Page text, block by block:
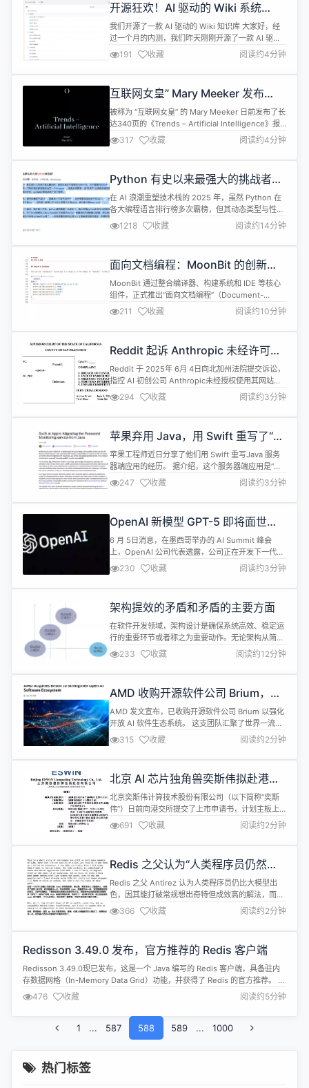
CI/CD 测试、运行批量作业、...
开源狂欢！AI 驱动的 Wiki 系统
PandaWiki 实测：从安装到智能问
答仅需三步
我们开源了一款 AI 驱动的 Wiki 知识库 大家好，经
过一个月的内测，我们昨天刚刚开源了一款 AI 驱动
的 Wiki 项目，叫做 PandaWiki。 GitHub 链接：
https://github.com/chaitin/PandaWiki 项目介绍
PandaWiki 是一款 AI 大模型驱动的开源知识库搭建
191 收藏 阅读约4分钟
互联网女皇” Mary Meeker 发布
340 页 AI 报告
被称为 “互联网女皇” 的 Mary Meeker 日前发布了长
达340页的《Trends – Artificial Intelligence》报
告，以 “史无前例” 一词贯穿始终，强调 AI 技术发
展、采纳、投入和应用速度已远超以往任何技术革
命。 报告指出，中国在大型语言模型发布节奏上正快
言等模型在代码...
317 收藏 阅读约4分钟
Python 有史以来最强大的挑战者终
于出现！
在 AI 浪潮重塑技术栈的 2025 年，虽然 Python 在
各大编程语言排行榜多次霸榜，但其动态类型与性能
短板在大规模 AI 工程中愈发显露疲态。面对这场技
术民主化的新挑战，国产编程语言 MoonBit 以颠覆
性创新给出解题思路。 Part 1：MoonBit 介绍
造的面向云计算、边缘计算...
1218 收藏 阅读约14分钟
面向文档编程：MoonBit 的创新开
发体验
MoonBit 通过整合编译器、构建系统和 IDE 等核心
组件，正式推出“面向文档编程”（Document-
Oriented Programming）的创新概念。 这一功能
在 Markdown 文档中无缝集成了代码静态分析、IDE
原生支持、自动化格式化、测试运行和调试等功能，
统的编程模式相比，MoonBit ...
211 收藏 阅读约10分钟
Reddit 起诉 Anthropic 未经许可使
用其数据训练 AI 模型
Reddit 于 2025年 6月 4日向北加州法院提交诉讼，
指控 AI 初创公司 Anthropic未经授权使用其网站数
据训练 AI模型，且未支付相应费用。Reddit认为，
Anthropic的行为违反了其用户协议，且未经授权将
Reddit数据用于商业用途是违法的。
294 收藏 阅读约3分钟
苹果弃用 Java，用 Swift 重写了“密
码监视”服务
苹果工程师近日分享了他们用 Swift 重写Java 服务
器端应用的经历。 据介绍，这个服务器端应用是“密
码监视”功能的核心组件，原本采用 Java 实现，每天
需要处理来自世界各地设备的数十亿次请求。苹果工
程师采用 Swift 重写后，该服务的后端性能提升了
码监视”是苹果官方密码管理应用程序「Passwor...
247 收藏 阅读约3分钟
OpenAI 新模型 GPT-5 即将面世，
其他企业相继加速战略聚焦谋 AI 出
路
6 月 5日消息，在墨西哥举办的 AI Summit 峰会
上，OpenAI 公司代表透露，公司正在开发下一代基
础模型 GPT-5，并计划通过该模型与竞争对手展开更
激烈角逐。 OpenAI方明确表示，GPT-5 即将面世，
且性能将远超 GPT-4 等现有模型，希望通过 GPT-5
息，字节跳动 Seed 团...
230 收藏 阅读约3分钟
架构提效的矛盾和矛盾的主要方面
在软件开发领域，架构设计是确保系统高效、稳定运
行的重要环节或者称之为重要动作。无论架构从简单
到复杂，还是从复杂回归简洁的演变过程。在这个过
程中，又无论是初创公司还是大型企业，架构提效始
终是技术团队的核心追求。本文将从稳定、性能、代
架构效能。 为什么要选择或者认为这三个维度是必要
要素呢？ “一切事物中包含的矛盾方面...
233 收藏 阅读约12分钟
AMD 收购开源软件公司 Brium，加
码布局 AI
AMD 发文宣布，已收购开源软件公司 Brium 以强化
开放 AI 软件生态系统。 这支团队汇聚了世界一流的
编译器和 AI 软件专家，在机器学习、AI 推理和性能
优化方面拥有深厚的专业知识。Brium 带来了先进的
软件功能，增强了我们在整个堆栈中提供高度优化的
架和端到端 AI 推理优化方面的工作将在提升我们...
315 收藏 阅读约2分钟
北京 AI 芯片独角兽奕斯伟拟赴港上
市，有望成为“RISC-V第一股”
北京奕斯伟计算技术股份有限公司（以下简称“奕斯
伟”）日前向港交所提交了上市申请书，计划主板上
市。 奕斯伟由王东升在2019年9月创办于北京，
2021年启动RISC-V的AI处理硬件开发计划，2022
年启动RISC-V汽车处理硬件开发计划，2023年启动
态技术平台。 招股书显示，奕斯伟聚焦智能终端和具
身...
691 收藏 阅读约2分钟
Redis 之父认为“人类程序员仍然比
AI 大模型更出色”
Redis 之父 Antirez 认为人类程序员仍比大模型出
色，因其能打破常规想出奇特但成效高的解法，而大
模型在这方面困难。 他分享了自己在为 Redis 开发
Vector Sets 修复复杂 bug 过程中，尝试多种方法
并与 Gemini 大模型交流的经历，最终认为人类创造
中发挥了重大作用，可当作“足...
366 收藏 阅读约2分钟
Redisson 3.49.0 发布，官方推荐的 Redis 客户端
Redisson 3.49.0现已发布，这是一个 Java 编写的 Redis 客户端，具备驻内
存数据网格（In-Memory Data Grid）功能，并获得了 Redis 的官方推荐。 此
版本更新内容如下： Feature 为 RClusteredScoredSortedSet 对象添加了
RClusteredScoredSortedSetRx、RClu...
476 收藏 阅读约5分钟
1 ... 587 588 589 ... 1000
热门标签